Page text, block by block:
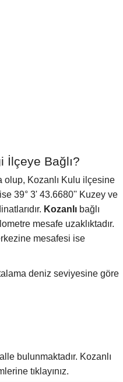
İlçeye Bağlı?
olup, Kozanlı Kulu ilçesine
39° 3' 43.6680'' Kuzey ve
Kozanlı bağlı
mesafe uzaklıktadır.
mesafesi ise
deniz seviyesine göre
bulunmaktadır. Kozanlı
tıklayınız.